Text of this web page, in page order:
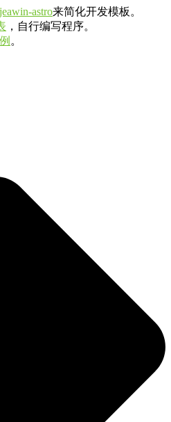
jeawin-astro来简化开发模板。
，自行编写程序。
。